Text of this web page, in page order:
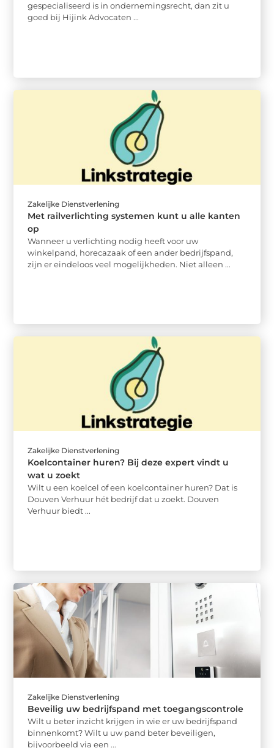
gespecialiseerd is in ondernemingsrecht, dan zit u
goed bij Hijink Advocaten ...
Zakelijke Dienstverlening
Met railverlichting systemen kunt u alle kanten
op
Wanneer u verlichting nodig heeft voor uw
winkelpand, horecazaak of een ander bedrijfspand,
zijn er eindeloos veel mogelijkheden. Niet alleen ...
Zakelijke Dienstverlening
Koelcontainer huren? Bij deze expert vindt u
wat u zoekt
Wilt u een koelcel of een koelcontainer huren? Dat is
Douven Verhuur hét bedrijf dat u zoekt. Douven
Verhuur biedt ...
Zakelijke Dienstverlening
Beveilig uw bedrijfspand met toegangscontrole
Wilt u beter inzicht krijgen in wie er uw bedrijfspand
binnenkomt? Wilt u uw pand beter beveiligen,
bijvoorbeeld via een ...